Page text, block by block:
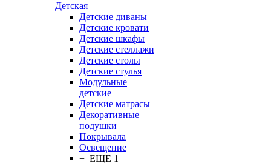
Детская
Детские диваны
Детские кровати
Детские шкафы
Детские стеллажи
Детские столы
Детские стулья
Модульные
детские
Детские матрасы
Декоративные
подушки
Покрывала
Освещение
+ ЕЩЕ 1